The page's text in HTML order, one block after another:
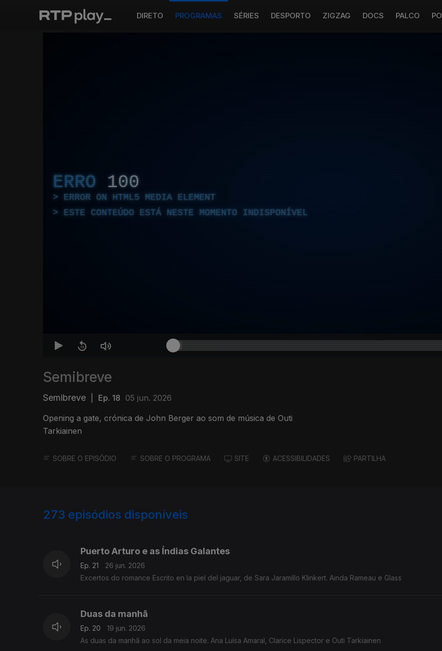
DIRETO PROGRAMAS SÉRIES DESPORTO ZIGZAG DOCS PALCO
ERRO 100
ERROR ON HTML5 MEDIA ELEMENT
ESTE CONTEÚDO ESTÁ NESTE MOMENTO INDISPONÍVEL
Semibreve
Semibreve Ep. 18 05 jun. 2026
Opening a gate, crónica de John Berger ao som de música de Outi
Tarkiainen
SOBRE O EPISÓDIO SOBRE O PROGRAMA SITE ACESSIBILIDADES PARTILHA
273 episódios disponíveis
Puerto Arturo e as Índias Galantes
Ep. 21
26 jun. 2026
Excertos do romance Escrito en la piel del jaguar, de Sara Jaramillo Klinkert. Ainda Rameau e Glass
Duas da manhã
Ep. 20
19 jun. 2026
As duas da manhã ao sol da meia noite. Ana Luísa Amaral, Clarice Lispector e Outi Tarkiainen